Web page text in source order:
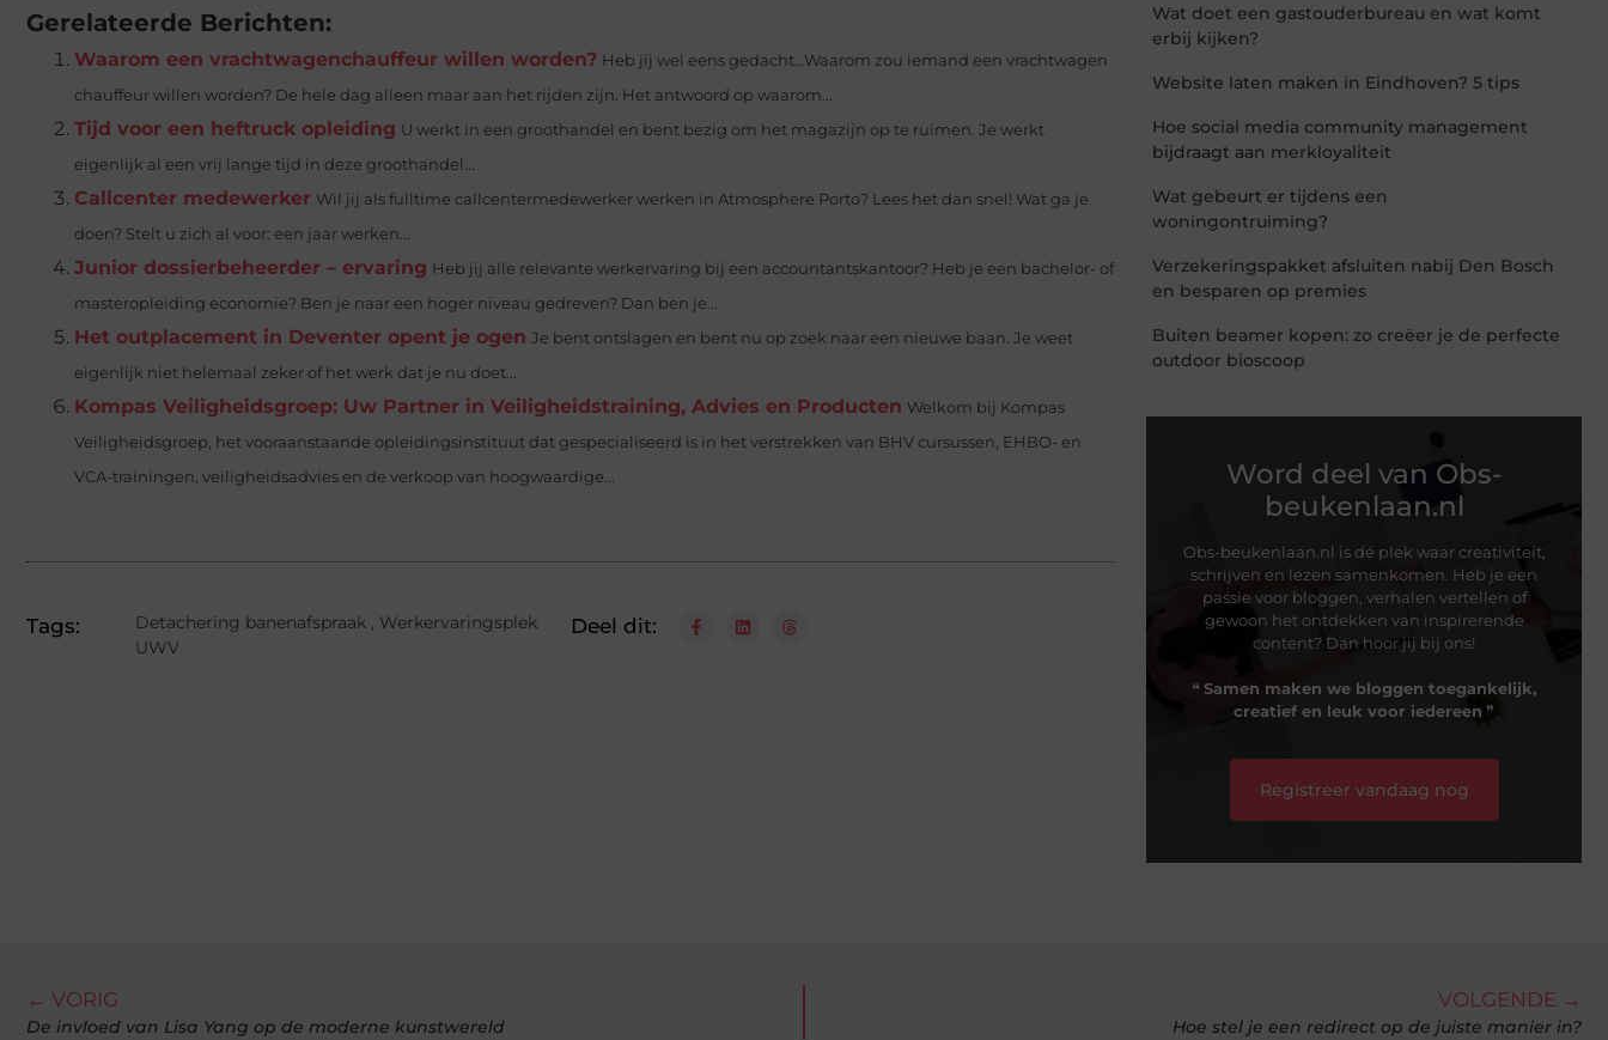
Gerelateerde Berichten:
Waarom een vrachtwagenchauffeur willen worden? Heb jij wel eens gedacht…Waarom zou iemand een vrachtwagen
chauffeur willen worden? De hele dag alleen maar aan het rijden zijn. Het antwoord op waarom...
Tijd voor een heftruck opleiding U werkt in een groothandel en bent bezig om het magazijn op te ruimen. Je werkt
eigenlijk al een vrij lange tijd in deze groothandel...
Callcenter medewerker Wil jij als fulltime callcentermedewerker werken in Atmosphere Porto? Lees het dan snel! Wat ga je
doen? Stelt u zich al voor: een jaar werken...
Junior dossierbeheerder – ervaring Heb jij alle relevante werkervaring bij een accountantskantoor? Heb je een bachelor- of
masteropleiding economie? Ben je naar een hoger niveau gedreven? Dan ben je...
Het outplacement in Deventer opent je ogen Je bent ontslagen en bent nu op zoek naar een nieuwe baan. Je weet
eigenlijk niet helemaal zeker of het werk dat je nu doet...
Kompas Veiligheidsgroep: Uw Partner in Veiligheidstraining, Advies en Producten Welkom bij Kompas
Veiligheidsgroep, het vooraanstaande opleidingsinstituut dat gespecialiseerd is in het verstrekken van BHV cursussen, EHBO- en
VCA-trainingen, veiligheidsadvies en de verkoop van hoogwaardige...
Tags: Detachering banenafspraak
Werkervaringsplek
UWV
Deel dit:
Wat doet een gastouderbureau en wat komt
erbij kijken?
Website laten maken in Eindhoven? 5 tips
Hoe social media community management
bijdraagt aan merkloyaliteit
Wat gebeurt er tijdens een
woningontruiming?
Verzekeringspakket afsluiten nabij Den Bosch
en besparen op premies
Buiten beamer kopen: zo creëer je de perfecte
outdoor bioscoop
Word deel van Obs-
beukenlaan.nl
Obs-beukenlaan.nl is dé plek waar creativiteit,
schrijven en lezen samenkomen. Heb je een
passie voor bloggen, verhalen vertellen of
gewoon het ontdekken van inspirerende
content? Dan hoor jij bij ons!
❝ Samen maken we bloggen toegankelijk,
creatief en leuk voor iedereen ❞
Registreer vandaag nog
← VORIG
De invloed van Lisa Yang op de moderne kunstwereld
VOLGENDE →
Hoe stel je een redirect op de juiste manier in?